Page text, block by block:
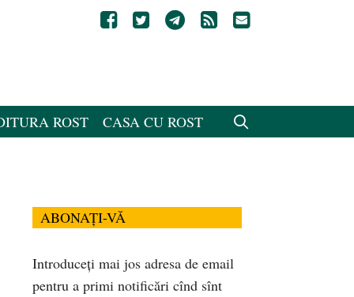
ROST CASA CU ROST
ABONAȚI-VĂ
Introduceți mai jos adresa de email
pentru a primi notificări cînd sînt